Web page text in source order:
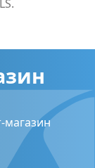
магазин